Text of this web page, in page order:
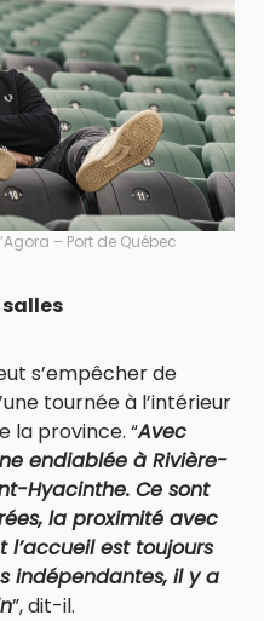
– Port de Québec
s’empêcher de
tournée à l’intérieur
la province. “Avec
endiablée à Rivière-
Hyacinthe. Ce sont
la proximité avec
est toujours
indépendantes, il y a
”, dit-il.